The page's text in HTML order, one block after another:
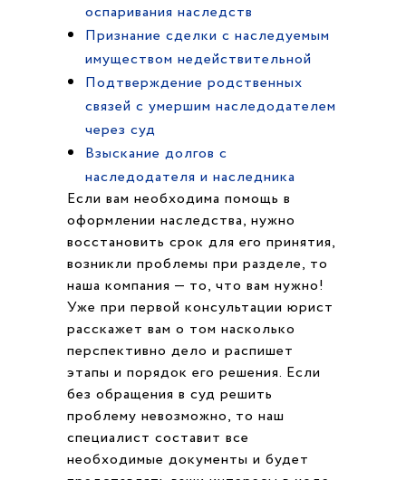
оспаривания наследств
Признание сделки с наследуемым
имуществом недействительной
Подтверждение родственных
связей с умершим наследодателем
через суд
Взыскание долгов с
наследодателя и наследника
Если вам необходима помощь в
оформлении наследства, нужно
восстановить срок для его принятия,
возникли проблемы при разделе, то
наша компания — то, что вам нужно!
Уже при первой консультации юрист
расскажет вам о том насколько
перспективно дело и распишет
этапы и порядок его решения. Если
без обращения в суд решить
проблему невозможно, то наш
специалист составит все
необходимые документы и будет